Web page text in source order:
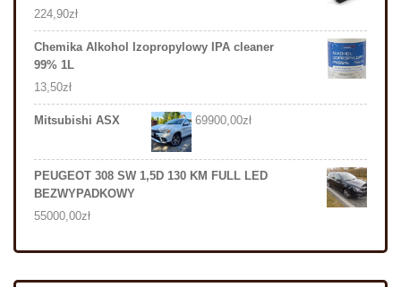
224,90zł
Chemika Alkohol Izopropylowy IPA cleaner
99% 1L
13,50zł
Mitsubishi ASX 69900,00zł
PEUGEOT 308 SW 1,5D 130 KM FULL LED
BEZWYPADKOWY
55000,00zł